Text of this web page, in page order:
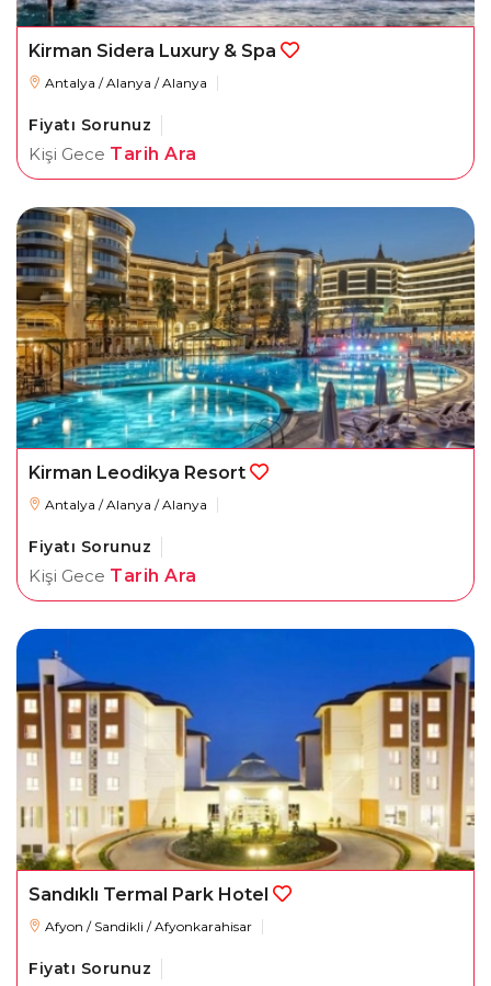
Kirman Sidera Luxury & Spa
Antalya / Alanya / Alanya
Fiyatı Sorunuz
Kişi Gece Tarih Ara
Kirman Leodikya Resort
Antalya / Alanya / Alanya
Fiyatı Sorunuz
Kişi Gece Tarih Ara
Sandıklı Termal Park Hotel
Afyon / Sandikli / Afyonkarahisar
Fiyatı Sorunuz